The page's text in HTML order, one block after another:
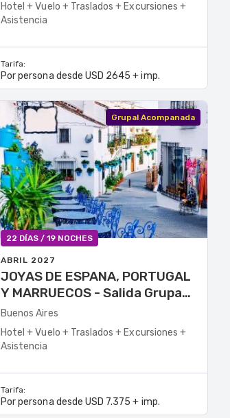
Hotel + Vuelo + Traslados + Excursiones +
Asistencia
Tarifa:
Por persona desde USD 2645 + imp.
Grupal Acompanada
22 DÍAS / 19 NOCHES
ABRIL 2027
JOYAS DE ESPANA, PORTUGAL
Y MARRUECOS - Salida Grupal
A/C (P)
Buenos Aires
Hotel + Vuelo + Traslados + Excursiones +
Asistencia
Tarifa:
Por persona desde USD 7.375 + imp.